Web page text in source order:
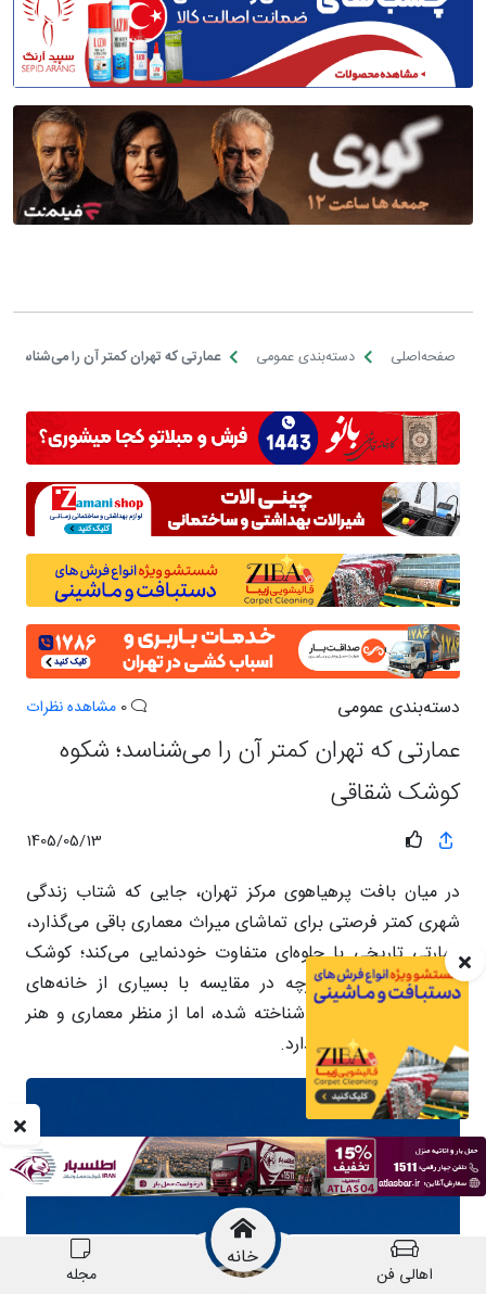
مجله
خانه
اهالی فن